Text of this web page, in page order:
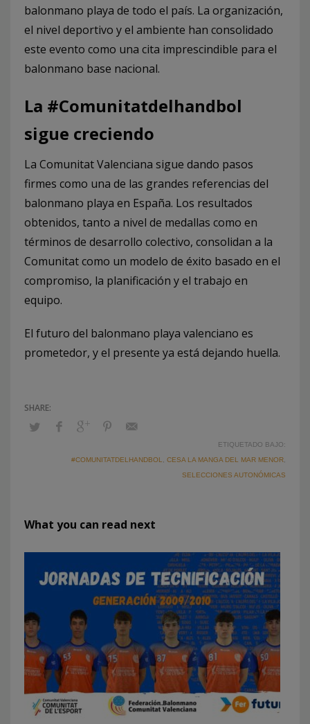
balonmano playa de todo el país. La organización,
el nivel deportivo y el ambiente han consolidado
este evento como una cita imprescindible para el
balonmano base nacional.
La #Comunitatdelhandbol
sigue creciendo
La Comunitat Valenciana sigue dando pasos
firmes como una de las grandes referencias del
balonmano playa en España. Los resultados
obtenidos, tanto a nivel de medallas como en
términos de desarrollo colectivo, consolidan a la
Comunitat como un modelo de éxito basado en el
compromiso, la planificación y el trabajo en
equipo.
El futuro del balonmano playa valenciano es
prometedor, y el presente ya está dejando huella.
ETIQUETADO BAJO:
#COMUNITATDELHANDBOL, CESA LA MANGA DEL MAR MENOR,
SELECCIONES AUTONÓMICAS
What you can read next